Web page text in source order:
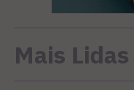
Mais Lidas